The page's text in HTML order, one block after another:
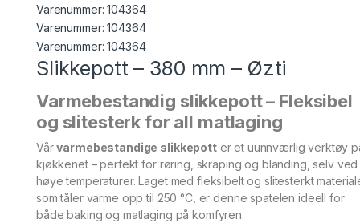
Varenummer:104364
Varenummer: 104364
Varenummer:104364
Slikkepott – 380 mm – Øzti
Varmebestandig slikkepott – Fleksibel
og slitesterk for all matlaging
Vårvarmebestandige slikkepotter et uunnværlig verktøy
kjøkkenet – perfekt for røring, skraping og blanding, selv ved
høye temperaturer. Laget med fleksibelt og slitesterkt
som tåler varme opp til 250 °C, er denne spatelen ideell for
både baking og matlaging på komfyren.